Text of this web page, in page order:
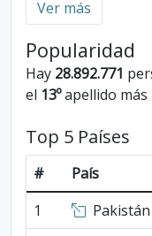
Ver más
Popularidad
Hay 28.892.771
el 13ºapellido más
Top 5 Países
# País
1
Pakistán